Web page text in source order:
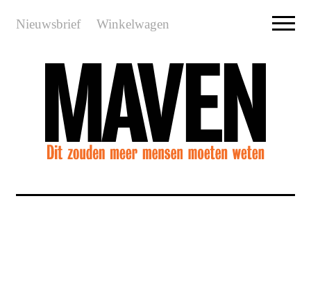
Nieuwsbrief Winkelwagen